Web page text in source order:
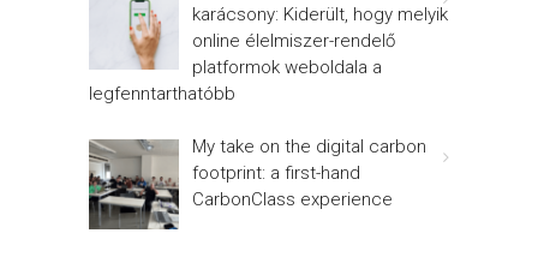
karácsony: Kiderült, hogy melyik
online élelmiszer-rendelő
platformok weboldala a
legfenntarthatóbb
My take on the digital carbon
footprint: a first-hand
CarbonClass experience